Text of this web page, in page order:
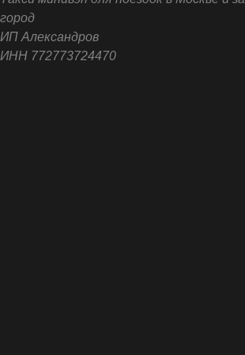
город
ИП Александров
ИНН 772773724470